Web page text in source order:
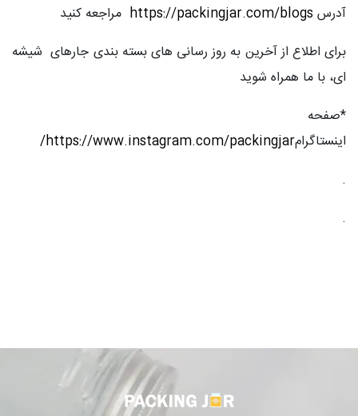
آدرس https://packingjar.com/blogs مراجعه کنید
برای اطلاع از آخرین به روز رسانی های بسته بندی جارهای شیشه
ای، با ما همراه شوید
*صفحه
اینستاگرامhttps://www.instagram.com/packingjar
/
.
.